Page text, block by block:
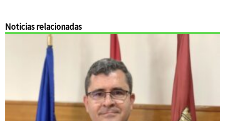
Noticias relacionadas